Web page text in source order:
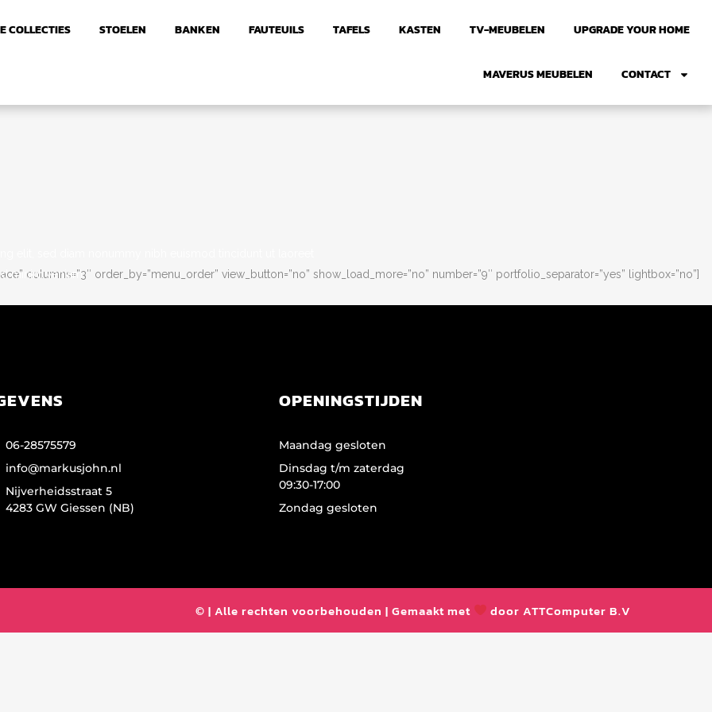
COLLECTIES STOELEN BANKEN FAUTEUILS TAFELS KASTEN TV-MEUBELEN UPGRADE YOUR HOME
MAVERUS MEUBELEN CONTACT
minim veniam.
columns=”3″ order_by=”menu_order” view_button=”no” show_load_more=”no” number=”9″ portfolio_separator=”yes” lightbox=”no”]
06-28575579
info@markusjohn.nl
Nijverheidsstraat 5
4283 GW Giessen (NB)
OPENINGSTIJDEN
Maandag gesloten
Dinsdag t/m zaterdag
09:30-17:00
Zondag gesloten
© | Alle rechten voorbehouden | Gemaakt met door ATTComputer B.V